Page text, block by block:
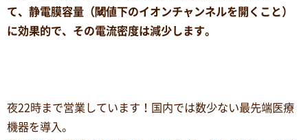
て、静電膜容量（閾値下のイオンチャンネルを開くこと）
に効果的で、その電流密度は減少します。
夜22時まで営業しています！国内では数少ない最先端医療
機器を導入。